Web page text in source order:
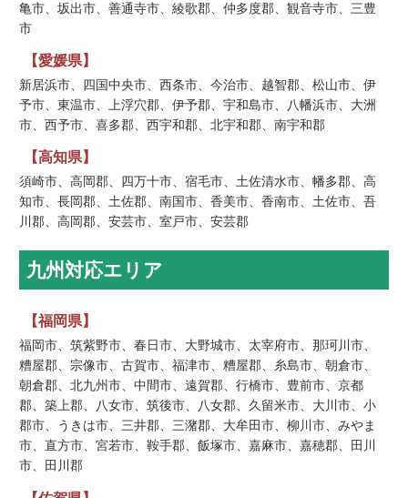
亀市、坂出市、善通寺市、綾歌郡、仲多度郡、観音寺市、三豊
市
【愛媛県】
新居浜市、四国中央市、西条市、今治市、越智郡、松山市、伊
予市、東温市、上浮穴郡、伊予郡、宇和島市、八幡浜市、大洲
市、西予市、喜多郡、西宇和郡、北宇和郡、南宇和郡
【高知県】
須崎市、高岡郡、四万十市、宿毛市、土佐清水市、幡多郡、高
知市、長岡郡、土佐郡、南国市、香美市、香南市、土佐市、吾
川郡、高岡郡、安芸市、室戸市、安芸郡
九州対応エリア
【福岡県】
福岡市、筑紫野市、春日市、大野城市、太宰府市、那珂川市、
糟屋郡、宗像市、古賀市、福津市、糟屋郡、糸島市、朝倉市、
朝倉郡、北九州市、中間市、遠賀郡、行橋市、豊前市、京都
郡、築上郡、八女市、筑後市、八女郡、久留米市、大川市、小
郡市、うきは市、三井郡、三潴郡、大牟田市、柳川市、みやま
市、直方市、宮若市、鞍手郡、飯塚市、嘉麻市、嘉穂郡、田川
市、田川郡